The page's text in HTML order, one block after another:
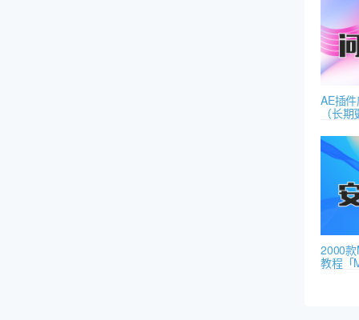
AE插
（长
2000
教程「